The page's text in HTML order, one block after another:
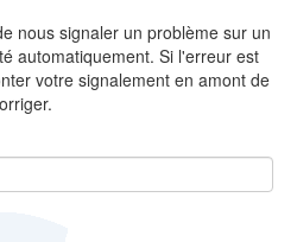
nous signaler un problème sur un
automatiquement. Si l'erreur est
votre signalement en amont de